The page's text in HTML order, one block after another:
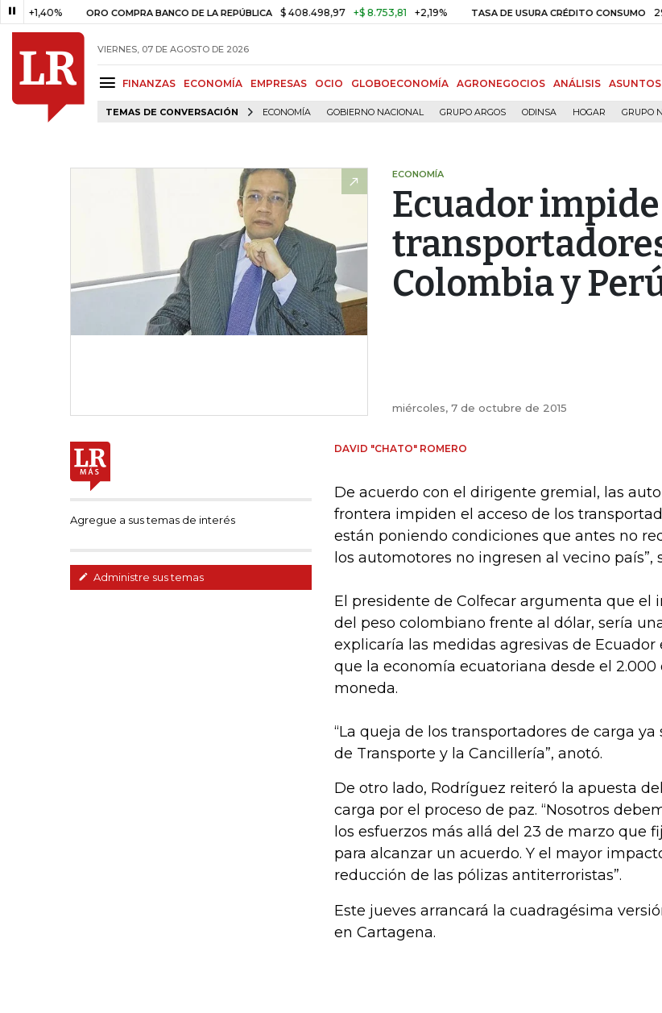
ORO COMPRA BANCO DE LA REPÚBLICA $ 408.498,97 +$ 8.753,81 +2,19% TASA DE USURA CRÉDITO CONSUMO 29,66%
VIERNES, 07 DE AGOSTO DE 2026
FINANZAS ECONOMÍA EMPRESAS OCIO GLOBOECONOMÍA AGRONEGOCIOS ANÁLISIS
TEMAS DE CONVERSACIÓN ECONOMÍA GOBIERNO NACIONAL GRUPO ARGOS ODINSA HOGAR GRUPO
ECONOMÍA
Ecuador
Colombia y
miércoles, 7 de octubre de 2015
Agregue a sus temas de interés
Administre sus temas
DAVID "CHATO" ROMERO
De acuerdo con el dirigente gremial, las
frontera impiden el acceso de los
están poniendo condiciones que antes no
los automotores no ingresen al vecino país”,
El presidente de Colfecar argumenta que el
del peso colombiano frente al dólar, sería
explicaría las medidas agresivas de Ecuador
que la economía ecuatoriana desde el 2.000
moneda.
“La queja de los transportadores de carga
de Transporte y la Cancillería”, anotó.
De otro lado, Rodríguez reiteró la apuesta
carga por el proceso de paz. “Nosotros
los esfuerzos más allá del 23 de marzo que
para alcanzar un acuerdo. Y el mayor
reducción de las pólizas antiterroristas”.
Este jueves arrancará la cuadragésima
en Cartagena.